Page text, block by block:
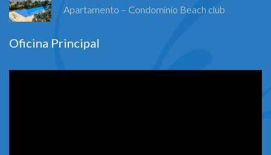
Apartamento – Condominio Beach club
Oficina Principal